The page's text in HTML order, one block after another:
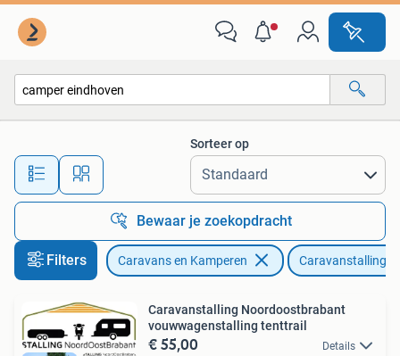
Alle afstanden…
Sorteer op
Bewaar je zoekopdracht
Filters Caravans en Kamperen Caravanstallingen
Caravanstalling Noordoostbrabant
vouwwagenstalling tenttrail
€ 55,00 Details